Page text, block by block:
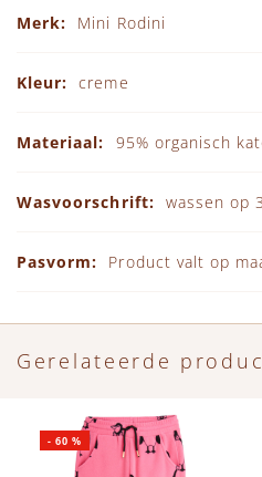
Mini Rodini
creme
95% organisch
wassen op
Product valt op
Gerelateerde
-60 %